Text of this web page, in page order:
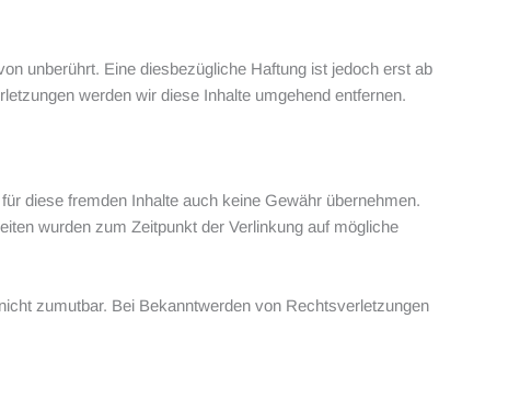
unberührt. Eine diesbezügliche Haftung ist jedoch erst ab
werden wir diese Inhalte umgehend entfernen.
diese fremden Inhalte auch keine Gewähr übernehmen.
wurden zum Zeitpunkt der Verlinkung auf mögliche
zumutbar. Bei Bekanntwerden von Rechtsverletzungen